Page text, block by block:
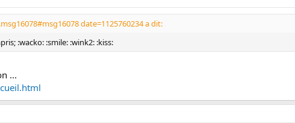
date=1125760234 a dit:
:wacko: :smile: :wink2: :kiss:
...